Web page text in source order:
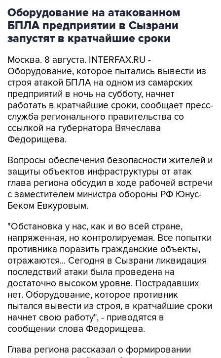
БПЛА предприятии в Сызрани
запустят в кратчайшие сроки
Москва. 8 августа. INTERFAX.RU -
строя атакой БПЛА на одном из самарских
предприятий в ночь на субботу, начнет
работать в кратчайшие сроки, сообщает пресс-
служба регионального правительства со
ссылкой на губернатора Вячеслава
Федорищева.
Вопросы обеспечения безопасности жителей и
глава региона обсудил в ходе рабочей встречи
с заместителем министра обороны РФ Юнус-
Беком Евкуровым.
"Обстановка у нас, как и во всей стране,
противника поразить гражданские объекты,
отражаются... Сегодня в Сызрани ликвидация
последствий атаки была проведена на
достаточно высоком уровне. Пострадавших
нет. Оборудование, которое противник
пытался вывести из строя, в кратчайшие сроки
начнет свою работу", - приводятся в
сообщении слова Федорищева.
Глава региона рассказал о формировании
системам "БАРС".